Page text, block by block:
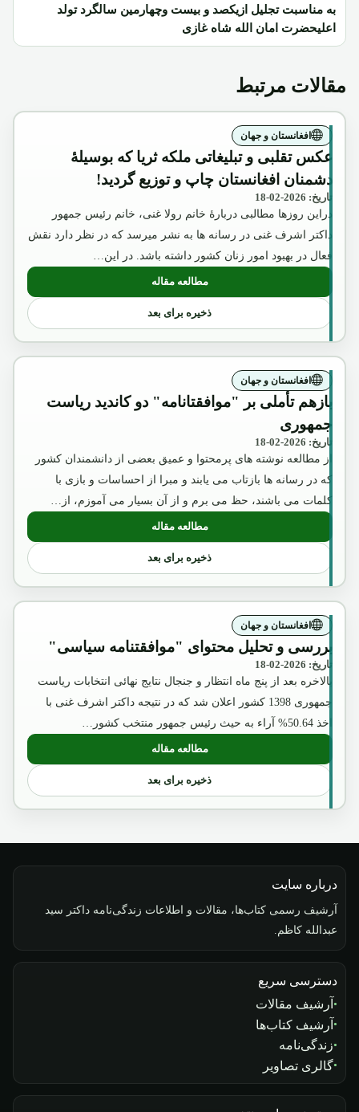
به مناسبت تجلیل ازیکصد و بیست وچهارمین سالگرد تولد
اعلیحضرت امان الله شاه غازی
مقالات مرتبط
افغانستان و جهان
عکس تقلبی و تبلیغاتی ملکه ثریا که بوسیلۀ
دشمنان افغانستان چاپ و توزیع گردید!
تاریخ: 2026-02-18
دراین روزها مطالبی دربارۀ خانم رولا غنی، خانم رئیس جمهور
داکتر اشرف غنی در رسانه ها به نشر میرسد که در نظر دارد نقش
فعال در بهبود امور زنان کشور داشته باشد. در این…
مطالعه مقاله: عکس تقلبی و تبلیغاتی ملکه ثریا که
ذخیره برای بعد
افغانستان و جهان
بازهم تأملی بر "موافقتانامه" دو کاندید ریاست
جمهوری
تاریخ: 2026-02-18
از مطالعه نوشته های پرمحتوا و عمیق بعضی از دانشمندان کشور
که در رسانه ها بازتاب می یابند و مبرا از احساسات و بازی با
کلمات می باشند، حظ می برم و از آن بسیار می آموزم، از…
مطالعه مقاله: بازهم تأملی بر "موافقتانامه" دو
ذخیره برای بعد
افغانستان و جهان
بررسی و تحلیل محتوای "موافقتنامه سیاسی"
تاریخ: 2026-02-18
بالاخره بعد از پنج ماه انتظار و جنجال نتایج نهائی انتخابات ریاست
جمهوری 1398 کشور اعلان شد که در نتیجه داکتر اشرف غنی با
اخذ 50.64% آراء به حیث رئیس جمهور منتخب کشور…
مطالعه مقاله: بررسی و تحلیل محتوای "موافقتنامه
ذخیره برای بعد
درباره سایت
آرشیف رسمی کتاب‌ها، مقالات و اطلاعات زندگی‌نامه داکتر سید
عبدالله کاظم.
دسترسی سریع
آرشیف مقالات
آرشیف کتاب‌ها
زندگی‌نامه
گالری تصاویر